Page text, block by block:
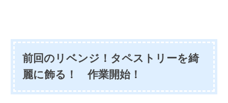
前回のリベンジ！タペストリーを綺
麗に飾る！ 作業開始！